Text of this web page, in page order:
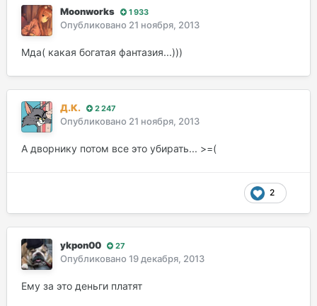
Moonworks 1 933
Опубликовано 21 ноября, 2013
Мда( какая богатая фантазия...)))
Д.К. 2 247
Опубликовано 21 ноября, 2013
А дворнику потом все это убирать... >=(
2
ykpon00 27
Опубликовано 19 декабря, 2013
Ему за это деньги платят